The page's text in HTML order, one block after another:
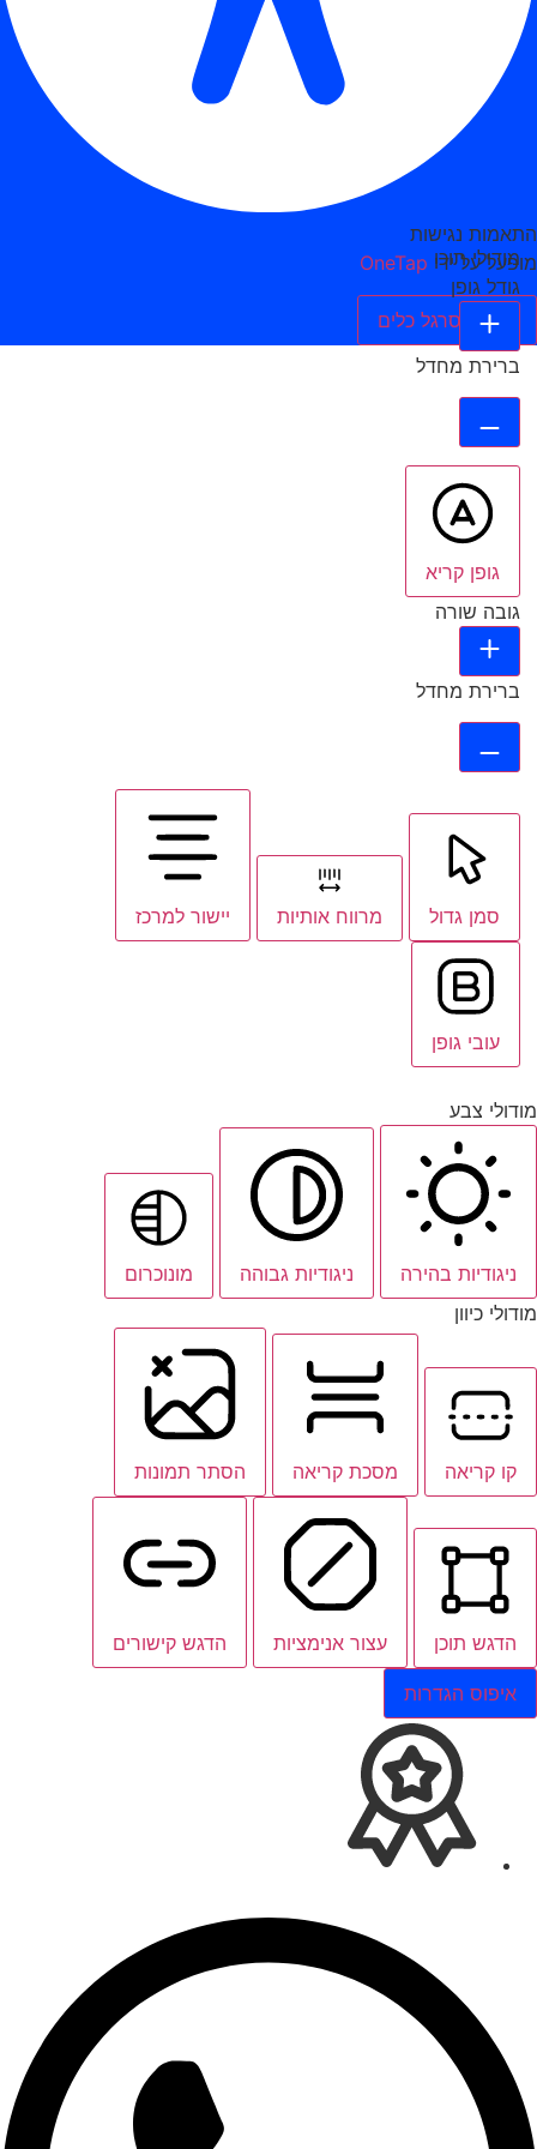
התאמות נגישות
מופעל על ידי OneTap
הסתר סרגל כלים
מודולי תוכן
גודל גופן
ברירת מחדל
גופן קריא
גובה שורה
ברירת מחדל
סמן גדול מרווח אותיות יישור למרכז
עובי גופן
מודולי צבע
ניגודיות בהירה ניגודיות גבוהה
מונוכרום
מודולי כיוון
קו קריאה מסכת קריאה הסתר תמונות
הדגש תוכן עצור אנימציות הדגש קישורים
איפוס הגדרות